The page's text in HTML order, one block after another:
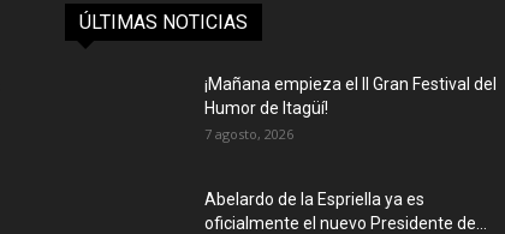
ÚLTIMAS NOTICIAS
¡Mañana empieza el II Gran Festival del
Humor de Itagüí!
7 agosto, 2026
Abelardo de la Espriella ya es
oficialmente el nuevo Presidente de...